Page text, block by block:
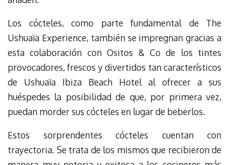
Los cócteles, como parte fundamental de The
Ushuaïa Experience, también se impregnan gracias a
esta colaboración con Ositos & Co de los tintes
provocadores, frescos y divertidos tan característicos
de Ushuaïa Ibiza Beach Hotel al ofrecer a sus
huéspedes la posibilidad de que, por primera vez,
puedan morder sus cócteles en lugar de beberlos.
Estos sorprendentes cócteles cuentan con
trayectoria. Se trata de los mismos que recibieron de